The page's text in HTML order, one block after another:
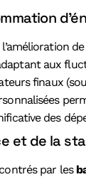
de
aux
finaux
des
et de la
par les